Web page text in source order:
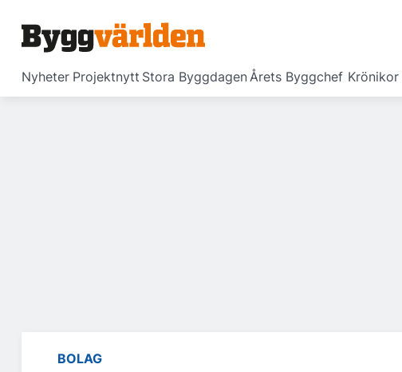
Nyheter Projektnytt Stora ByggdagenÅrets Byggchef
BOLAG